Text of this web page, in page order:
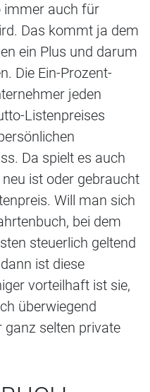
immer auch für
Das kommt ja dem
ein Plus und darum
Die Ein-Prozent-
jeden
Listenpreises
Da spielt es auch
ist oder gebraucht
Will man sich
bei dem
steuerlich geltend
ist diese
vorteilhaft ist sie,
überwiegend
selten private